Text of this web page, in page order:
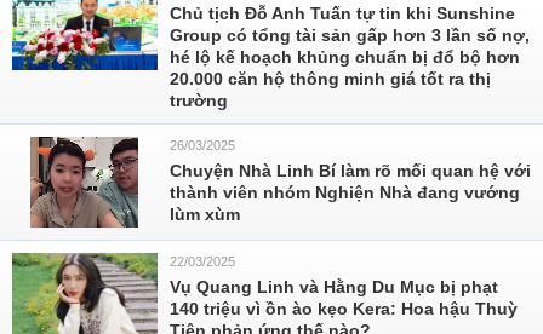
Chủ tịch Đỗ Anh Tuấn tự tin khi Sunshine
Group có tổng tài sản gấp hơn 3 lần số nợ,
hé lộ kế hoạch khủng chuẩn bị đổ bộ hơn
20.000 căn hộ thông minh giá tốt ra thị
trường
26/03/2025
Chuyện Nhà Linh Bí làm rõ mối quan hệ với
thành viên nhóm Nghiện Nhà đang vướng
lùm xùm
22/03/2025
Vụ Quang Linh và Hằng Du Mục bị phạt
140 triệu vì ồn ào kẹo Kera: Hoa hậu Thuỳ